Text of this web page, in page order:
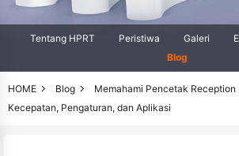
Tentang HPRT Peristiwa Galeri
Blog
HOME Blog
Memahami Pencetak Reception
Kecepatan, Pengaturan, dan Aplikasi